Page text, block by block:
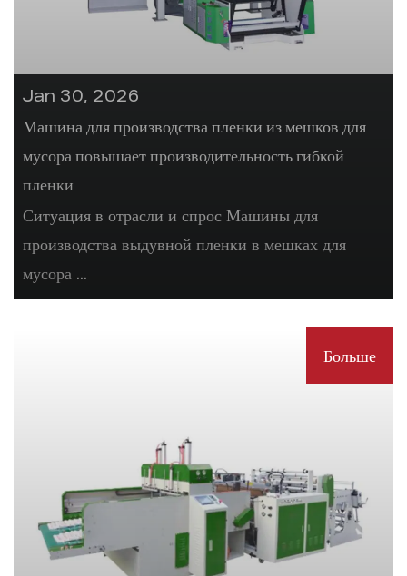
Jan 30, 2026
Машина для производства пленки из мешков для
мусора повышает производительность гибкой
пленки
Ситуация в отрасли и спрос Машины для
производства выдувной пленки в мешках для
мусора ...
Больше